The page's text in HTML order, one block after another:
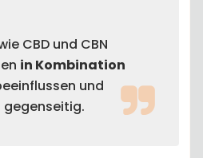
CBD und CBN
in Kombination
und